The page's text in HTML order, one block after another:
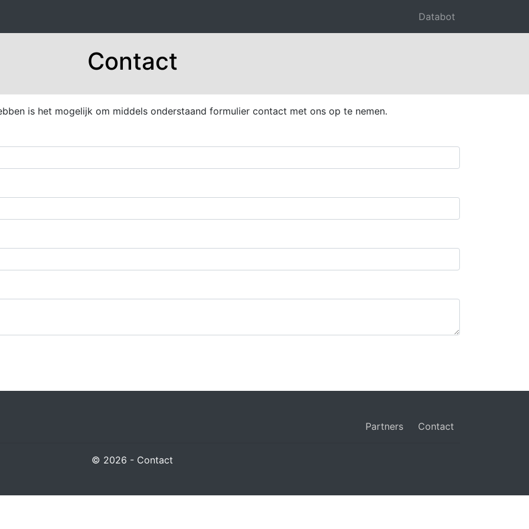
Databot
Contact
is het mogelijk om middels onderstaand formulier contact met ons op te nemen.
Partners Contact
© 2026 - Contact